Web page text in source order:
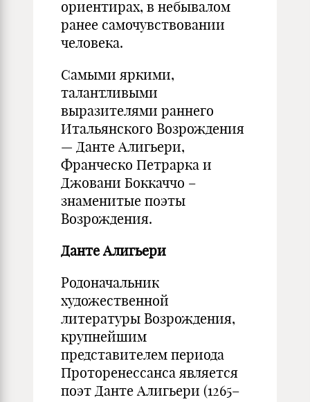
ориентирах, в небывалом
ранее самочувствовании
человека.
Самыми яркими,
талантливыми
выразителями раннего
Итальянского Возрождения
— Данте Алигьери,
Франческо Петрарка и
Джовани Боккаччо –
знаменитые поэты
Возрождения.
Данте Алигьери
Родоначальник
художественной
литературы Возрождения,
крупнейшим
представителем периода
Проторенессанса является
поэт Данте Алигьери (1265–